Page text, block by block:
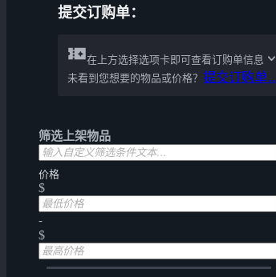
提交订购单：
在上方选择选项卡即可查看订购单信息
未看到您想要的物品或价格？ 提交订购单…
筛选上架物品
价格
$
-
$